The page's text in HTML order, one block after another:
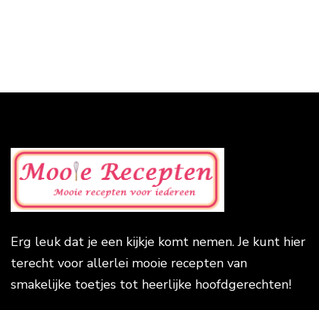
Erg leuk dat je een kijkje komt nemen. Je kunt hier
terecht voor allerlei mooie recepten van
smakelijke toetjes tot heerlijke hoofdgerechten!